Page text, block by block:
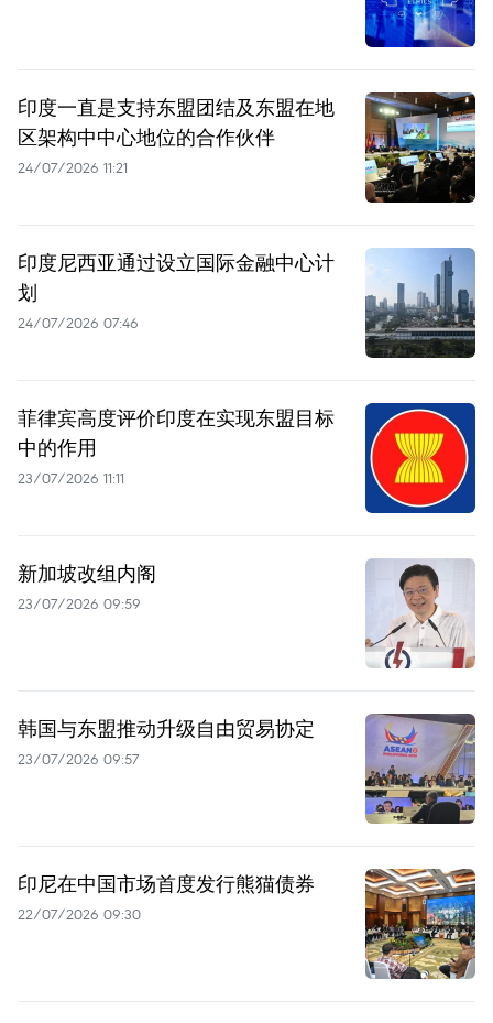
印度一直是支持东盟团结及东盟在地
区架构中中心地位的合作伙伴
24/07/2026 11:21
印度尼西亚通过设立国际金融中心计
划
24/07/2026 07:46
菲律宾高度评价印度在实现东盟目标
中的作用
23/07/2026 11:11
新加坡改组内阁
23/07/2026 09:59
韩国与东盟推动升级自由贸易协定
23/07/2026 09:57
印尼在中国市场首度发行熊猫债券
22/07/2026 09:30